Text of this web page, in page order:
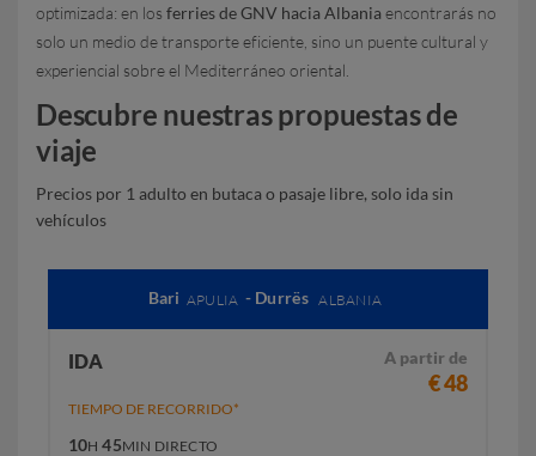
optimizada: en los ferries de GNV hacia Albania encontrarás no
solo un medio de transporte eficiente, sino un puente cultural y
experiencial sobre el Mediterráneo oriental.
Descubre nuestras propuestas de
viaje
Precios por 1 adulto en butaca o pasaje libre, solo ida sin
vehículos
Bari APULIA - Durrës ALBANIA
IDA A partir de
€ 48
TIEMPO DE RECORRIDO*
10H 45MIN DIRECTO